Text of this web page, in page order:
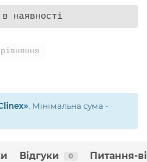
наявності
. Мінімальна сума -
Відгуки 0 Питання-